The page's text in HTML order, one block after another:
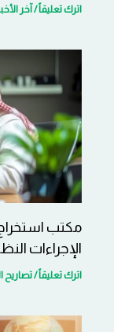
اترك تعليقاً/آخر
مكتب
الإجراءات
اترك تعليقاً/تصاريح